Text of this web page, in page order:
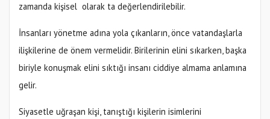
zamanda kişisel olarak ta değerlendirilebilir.
İnsanları yönetme adına yola çıkanların, önce vatandaşlarla
ilişkilerine de önem vermelidir. Birilerinin elini sıkarken, başka
biriyle konuşmak elini sıktığı insanı ciddiye almama anlamına
gelir.
Siyasetle uğraşan kişi, tanıştığı kişilerin isimlerini